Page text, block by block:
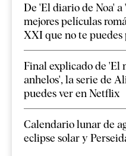
De 'El diario de Noa'
mejores películas
XXI que no te puedes
Final explicado de 'El
anhelos', la serie de
puedes ver en Netflix
Calendario lunar de
eclipse solar y